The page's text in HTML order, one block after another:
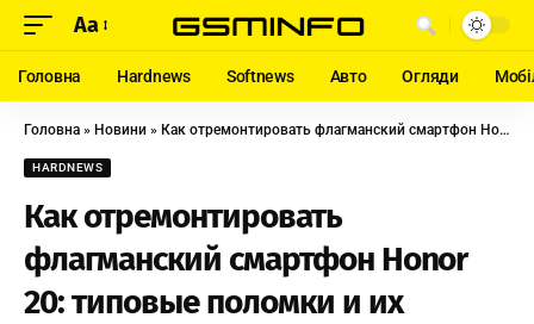
Aa
Головна Hardnews Softnews Авто Огляди
Головна » Новини » Как отремонтировать флагманский смартфон Honor 20: типовые поломки и их устранение
HARDNEWS
Как отремонтировать
флагманский смартфон Honor
20: типовые поломки и их